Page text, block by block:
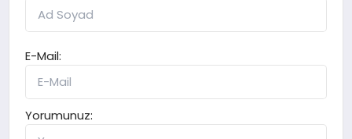
E-Mail:
Yorumunuz: